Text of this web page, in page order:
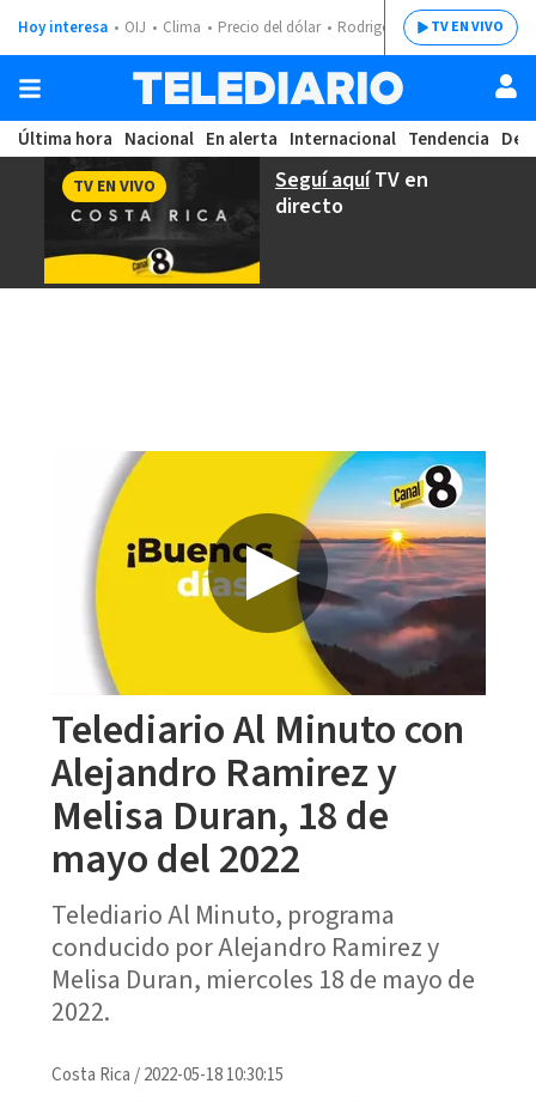
Hoy interesa OIJ Clima Precio del dólar Rodrigo ChavesTV EN VIVO
Última hora Nacional En alerta Internacional Tendencia
Seguí aquíTV en
directo
TV EN VIVO
Telediario Al Minuto con
Alejandro Ramirez y
Melisa Duran, 18 de
mayo del 2022
Telediario Al Minuto, programa
conducido por Alejandro Ramirez y
Melisa Duran, miercoles 18 de mayo de
2022.
Costa Rica /2022-05-18 10:30:15